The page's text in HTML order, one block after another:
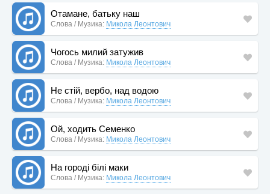
Отамане, батьку наш
Слова / Музика: Микола Леонтович
Чогось милий затужив
Слова / Музика: Микола Леонтович
Не стій, вербо, над водою
Слова / Музика: Микола Леонтович
Ой, ходить Семенко
Слова / Музика: Микола Леонтович
На городі білі маки
Слова / Музика: Микола Леонтович